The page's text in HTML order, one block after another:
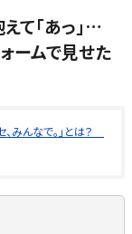
て「あっ」…
ームで見せた
みんなで。」とは？